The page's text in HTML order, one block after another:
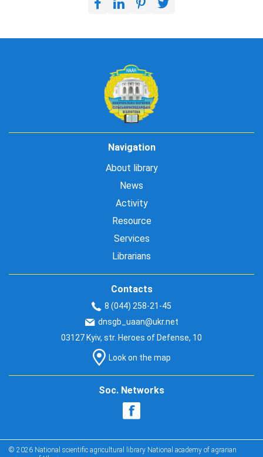
Navigation
About library
News
Activity
Resource
Services
Librarians
Contacts
8 (044) 258-21-45
dnsgb_uaan@ukr.net
03127 Kyiv, str. Heroes of Defense, 10
Look on the map
Soc. Networks
© 2026 National scientific agricultural library National academy of agrarian